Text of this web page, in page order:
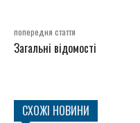
попередня стаття
Загальні відомості
СХОЖІ НОВИНИ